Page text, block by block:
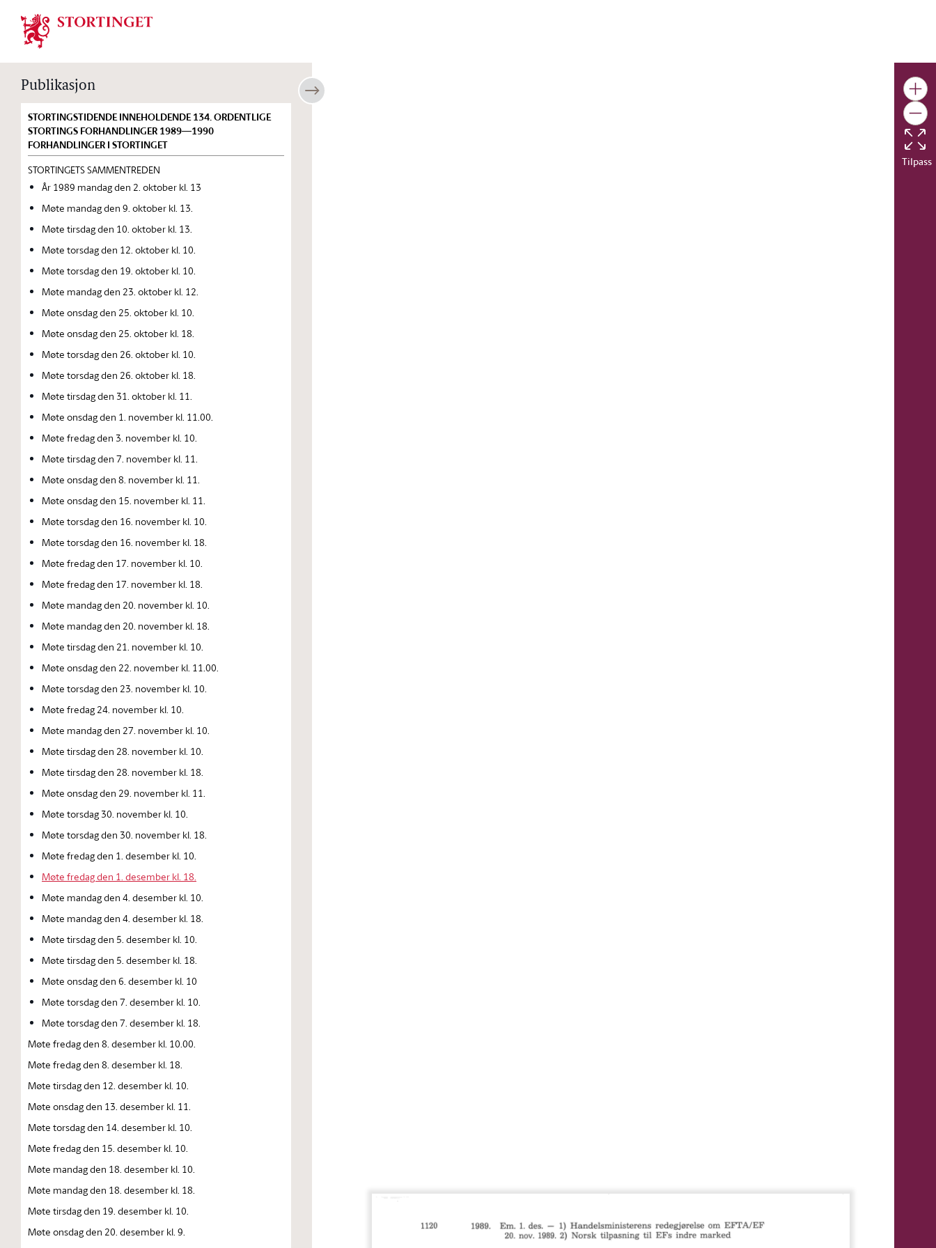
Stortinget.no
Publikasjon
STORTINGSTIDENDE INNEHOLDENDE 134. ORDENTLIGE
STORTINGS FORHANDLINGER 1989—1990
FORHANDLINGER I STORTINGET
STORTINGETS SAMMENTREDEN
År 1989 mandag den 2. oktober kl. 13
Møte mandag den 9. oktober kl. 13.
Møte tirsdag den 10. oktober kl. 13.
Møte torsdag den 12. oktober kl. 10.
Møte torsdag den 19. oktober kl. 10.
Møte mandag den 23. oktober kl. 12.
Møte onsdag den 25. oktober kl. 10.
Møte onsdag den 25. oktober kl. 18.
Møte torsdag den 26. oktober kl. 10.
Møte torsdag den 26. oktober kl. 18.
Møte tirsdag den 31. oktober kl. 11.
Møte onsdag den 1. november kl. 11.00.
Møte fredag den 3. november kl. 10.
Møte tirsdag den 7. november kl. 11.
Møte onsdag den 8. november kl. 11.
Møte onsdag den 15. november kl. 11.
Møte torsdag den 16. november kl. 10.
Møte torsdag den 16. november kl. 18.
Møte fredag den 17. november kl. 10.
Møte fredag den 17. november kl. 18.
Møte mandag den 20. november kl. 10.
Møte mandag den 20. november kl. 18.
Møte tirsdag den 21. november kl. 10.
Møte onsdag den 22. november kl. 11.00.
Møte torsdag den 23. november kl. 10.
Møte fredag 24. november kl. 10.
Møte mandag den 27. november kl. 10.
Møte tirsdag den 28. november kl. 10.
Møte tirsdag den 28. november kl. 18.
Møte onsdag den 29. november kl. 11.
Møte torsdag 30. november kl. 10.
Møte torsdag den 30. november kl. 18.
Møte fredag den 1. desember kl. 10.
Møte fredag den 1. desember kl. 18.
Møte mandag den 4. desember kl. 10.
Møte mandag den 4. desember kl. 18.
Møte tirsdag den 5. desember kl. 10.
Møte tirsdag den 5. desember kl. 18.
Møte onsdag den 6. desember kl. 10
Møte torsdag den 7. desember kl. 10.
Møte torsdag den 7. desember kl. 18.
Møte fredag den 8. desember kl. 10.00.
Møte fredag den 8. desember kl. 18.
Møte tirsdag den 12. desember kl. 10.
Møte onsdag den 13. desember kl. 11.
Møte torsdag den 14. desember kl. 10.
Møte fredag den 15. desember kl. 10.
Møte mandag den 18. desember kl. 10.
Møte mandag den 18. desember kl. 18.
Møte tirsdag den 19. desember kl. 10.
Møte onsdag den 20. desember kl. 9.